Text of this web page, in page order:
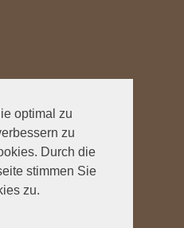
optimal zu
zu
Durch die
stimmen Sie
zu.